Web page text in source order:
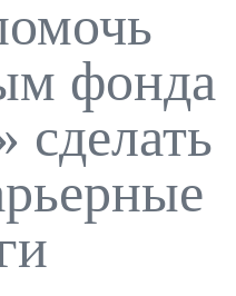
фонда
сделать